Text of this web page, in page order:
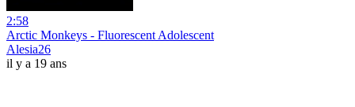
2:58
Arctic Monkeys - Fluorescent Adolescent
Alesia26
il y a 19 ans